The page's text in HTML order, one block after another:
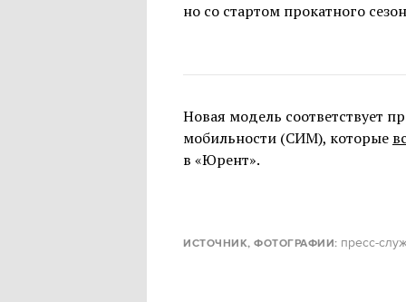
но со стартом прокатного
Новая модель соответствует
мобильности (СИМ), которые
в «Юрент».
ИСТОЧНИК, ФОТОГРАФИИ: пресс-